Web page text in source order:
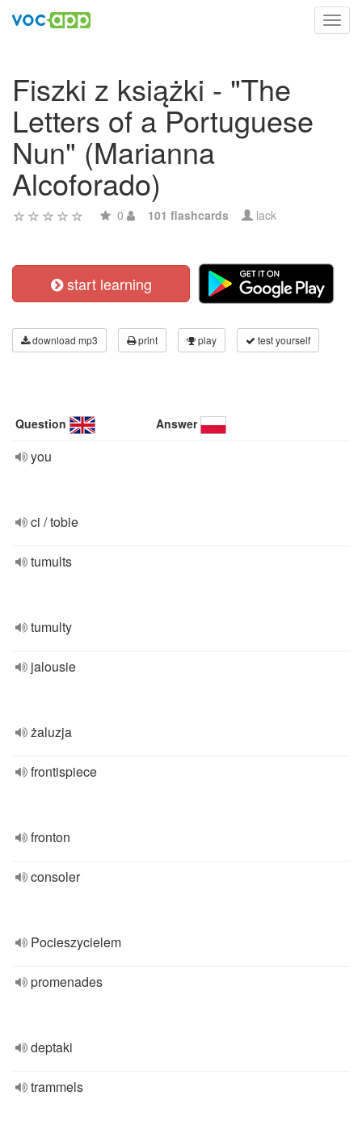
Fiszki z książki - "The
Letters of a Portuguese
Nun" (Marianna
Alcoforado)
0 101 flashcards lack
start learning
download mp3 print play test yourself
Question Answer
you
ci / tobie
tumults
tumulty
jalousie
żaluzja
frontispiece
fronton
consoler
Pocieszycielem
promenades
deptaki
trammels